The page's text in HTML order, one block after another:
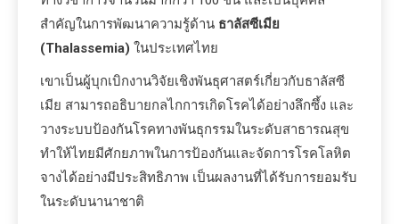
สำคัญในการพัฒนาความรู้ด้าน ธาลัสซีเมีย
(Thalassemia) ในประเทศไทย
เขาเป็นผู้บุกเบิกงานวิจัยเชิงพันธุศาสตร์เกี่ยวกับธาลัสซี
เมีย สามารถอธิบายกลไกการเกิดโรคได้อย่างลึกซึ้ง และ
วางระบบป้องกันโรคทางพันธุกรรมในระดับสาธารณสุข
ทำให้ไทยมีศักยภาพในการป้องกันและจัดการโรคโลหิต
จางได้อย่างมีประสิทธิภาพ เป็นผลงานที่ได้รับการยอมรับ
ในระดับนานาชาติ